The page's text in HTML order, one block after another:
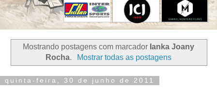
Mostrando postagens com marcador Ianka Joany
Rocha. Mostrar todas as postagens
quinta-feira, 30 de junho de 2011